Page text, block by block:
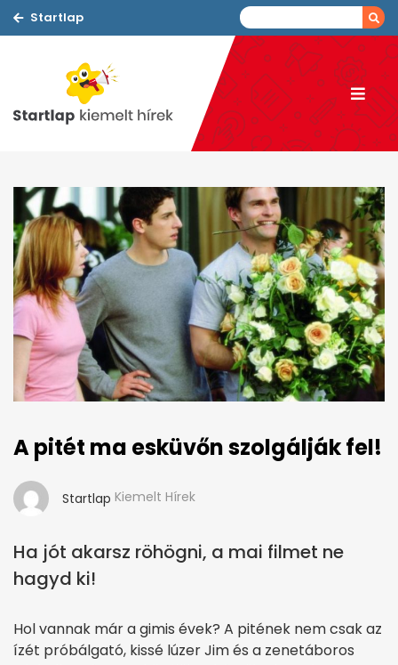
Startlap
A pitét ma esküvőn szolgálják fel!
Startlap Kiemelt Hírek
Ha jót akarsz röhögni, a mai filmet ne
hagyd ki!
Hol vannak már a gimis évek? A pitének nem csak az
ízét próbálgató, kissé lúzer Jim és a zenetáboros